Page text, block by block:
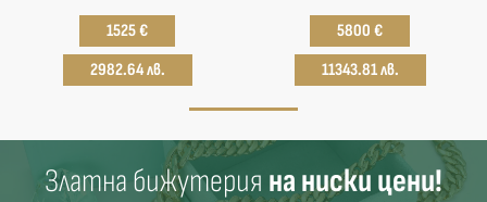
1525 €
2982.64 лв.
5800 €
11343.81 лв.
Златна бижутерия на ниски цени!